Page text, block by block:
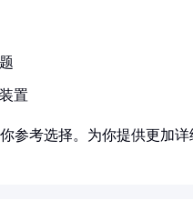
置
参考选择。为你提供更加详